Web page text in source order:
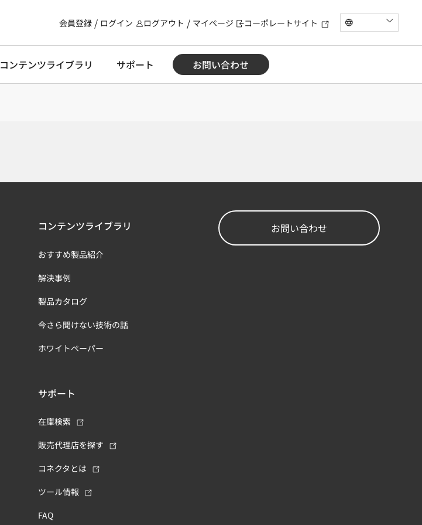
会員登録 ログイン ログアウト マイページ コーポレートサイト
コンテンツライブラリ サポート お問い合わせ
コンテンツライブラリ
おすすめ製品紹介
解決事例
製品カタログ
今さら聞けない技術の話
ホワイトペーパー
サポート
在庫検索
販売代理店を探す
コネクタとは
ツール情報
FAQ
お問い合わせ